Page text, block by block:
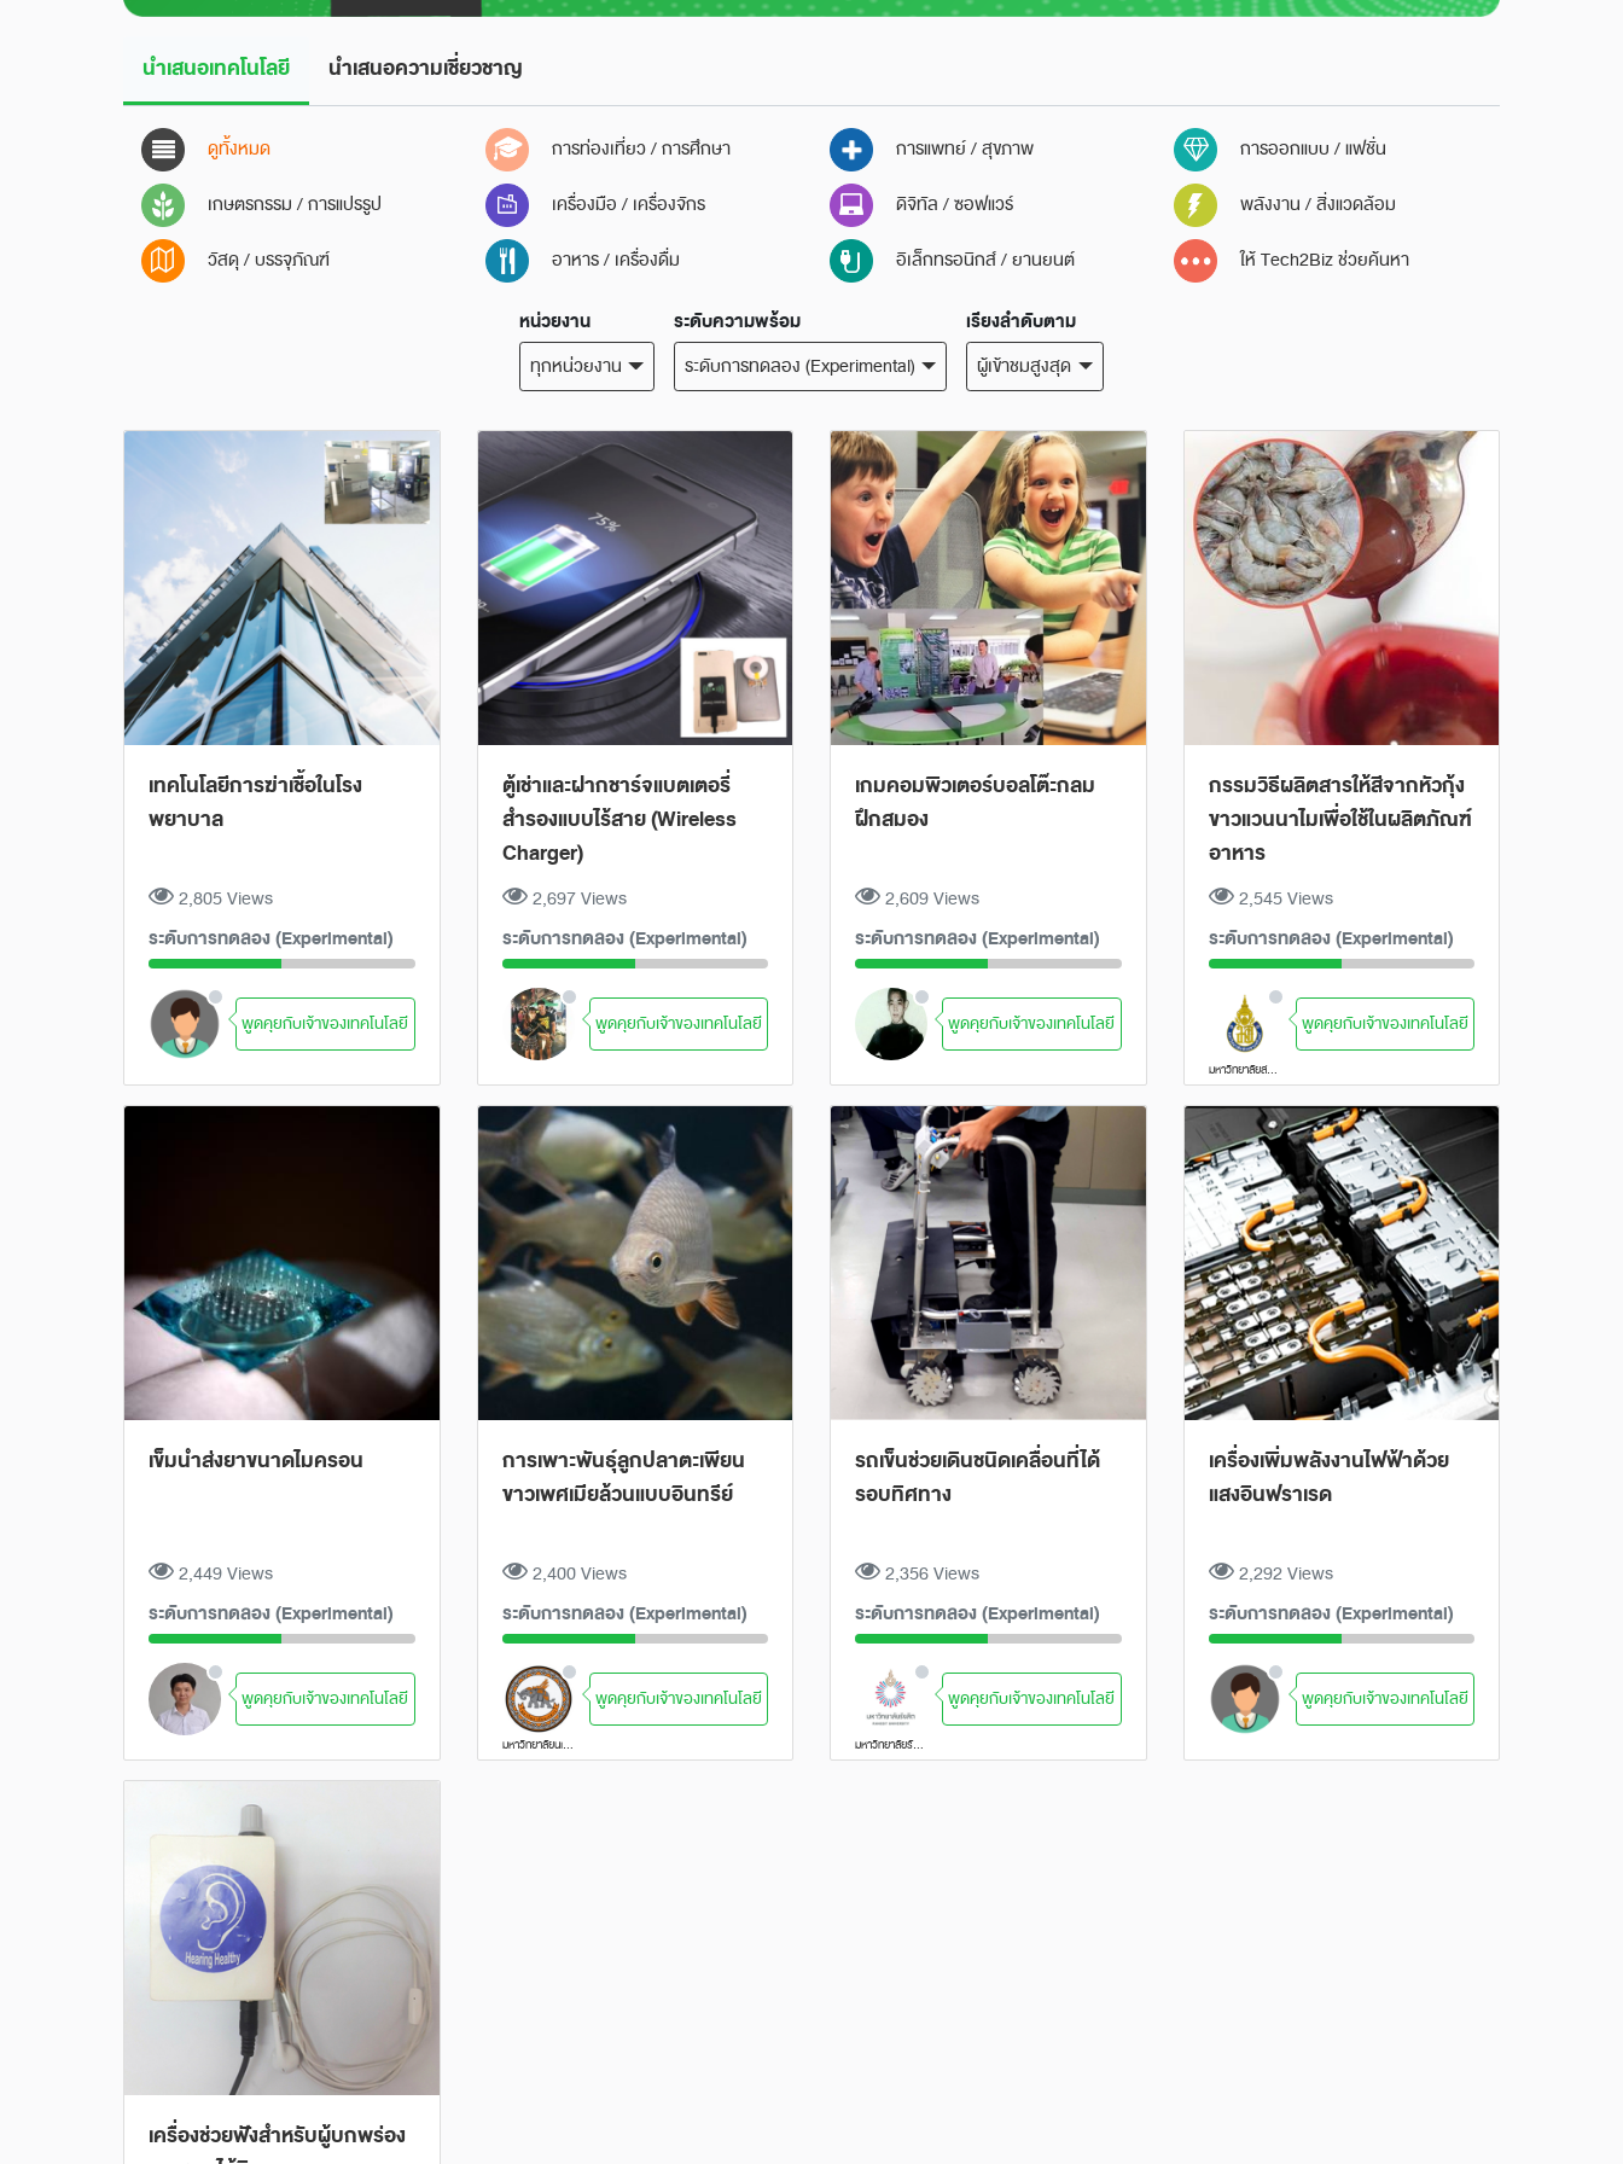
นำเสนอเทคโนโลยี นำเสนอความเชี่ยวชาญ
หน่วยงาน
ทุกหน่วยงาน
ระดับความพร้อม
ระดับการทดลอง (Experimental)
เรียงลำดับตาม
ผู้เข้าชมสูงสุด
ดูทั้งหมด การท่องเที่ยว / การศึกษา การแพทย์ / สุขภาพ
การออกแบบ / แฟชั่น
เกษตรกรรม / การแปรรูป
เครื่องมือ / เครื่องจักร ดิจิทัล / ซอฟแวร์
พลังงาน / สิ่งแวดล้อม
วัสดุ / บรรจุภัณฑ์
อาหาร / เครื่องดื่ม อิเล็กทรอนิกส์ / ยานยนต์ ให้ Tech2Biz ช่วยค้นหา
เทคโนโลยีการฆ่าเชื้อในโรง
พยาบาล
2,805 Views
ระดับการทดลอง (Experimental)
พูดคุยกับเจ้าของเทคโนโลยี
ตู้เช่าและฝากชาร์จแบตเตอรี่
สำรองแบบไร้สาย (Wireless
Charger)
2,697 Views
ระดับการทดลอง (Experimental)
พูดคุยกับเจ้าของเทคโนโลยี
เกมคอมพิวเตอร์บอลโต๊ะกลม
ฝึกสมอง
2,609 Views
ระดับการทดลอง (Experimental)
พูดคุยกับเจ้าของเทคโนโลยี
กรรมวิธีผลิตสารให้สีจากหัวกุ้ง
ขาวแวนนาไมเพื่อใช้ในผลิตภัณฑ์
อาหาร
2,545 Views
ระดับการทดลอง (Experimental)
มหาวิทยาลัยสงขลานครินทร์
พูดคุยกับเจ้าของเทคโนโลยี
เข็มนำส่งยาขนาดไมครอน
2,449 Views
ระดับการทดลอง (Experimental)
พูดคุยกับเจ้าของเทคโนโลยี
การเพาะพันธุ์ลูกปลาตะเพียน
ขาวเพศเมียล้วนแบบอินทรีย์
2,400 Views
ระดับการทดลอง (Experimental)
มหาวิทยาลัยนเรศวร
พูดคุยกับเจ้าของเทคโนโลยี
รถเข็นช่วยเดินชนิดเคลื่อนที่ได้
รอบทิศทาง
2,356 Views
ระดับการทดลอง (Experimental)
มหาวิทยาลัยรังสิต
พูดคุยกับเจ้าของเทคโนโลยี
เครื่องเพิ่มพลังงานไฟฟ้าด้วย
แสงอินฟราเรด
2,292 Views
ระดับการทดลอง (Experimental)
พูดคุยกับเจ้าของเทคโนโลยี
เครื่องช่วยฟังสำหรับผู้บกพร่อง